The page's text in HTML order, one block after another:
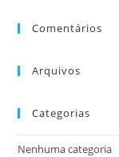
Comentários
Arquivos
Categorias
Nenhuma categoria